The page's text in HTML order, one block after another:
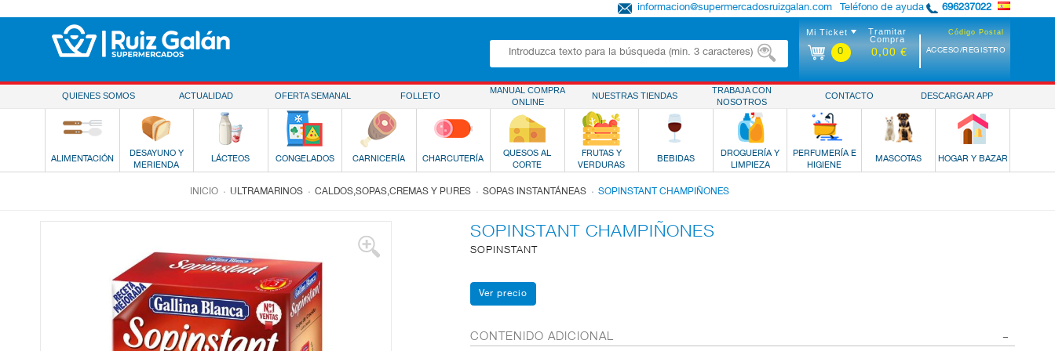
Teléfono de ayuda 696237022
informacion@supermercadosruizgalan.com
Código Postal
ACCESO/REGISTRO
Mi Ticket
0
Tramitar
Compra
0,00 €
QUIENES SOMOS ACTUALIDAD OFERTA SEMANAL FOLLETO
MANUAL COMPRA
ONLINE
NUESTRAS TIENDAS
TRABAJA CON
NOSOTROS
CONTACTO DESCARGAR APP
ALIMENTACIÓN
DESAYUNO Y
MERIENDA
LÁCTEOS CONGELADOS CARNICERÍA CHARCUTERÍA
QUESOS AL
CORTE
FRUTAS Y
VERDURAS
BEBIDAS
DROGUERÍA Y
LIMPIEZA
PERFUMERÍA E
HIGIENE
MASCOTAS HOGAR Y BAZAR
INICIO . ULTRAMARINOS . CALDOS,SOPAS,CREMAS Y PURES . SOPAS INSTANTÁNEAS . SOPINSTANT CHAMPIÑONES
SOPINSTANT CHAMPIÑONES
SOPINSTANT
CONTENIDO ADICIONAL